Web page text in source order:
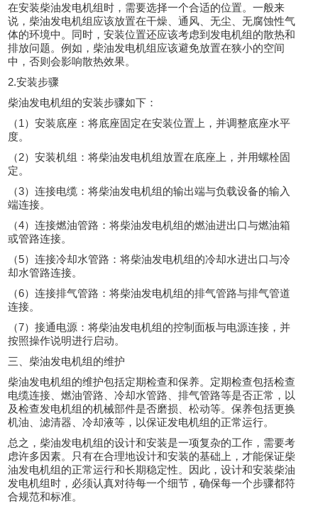
在安装柴油发电机组时，需要选择一个合适的位置。一般来
说，柴油发电机组应该放置在干燥、通风、无尘、无腐蚀性气
体的环境中。同时，安装位置还应该考虑到发电机组的散热和
排放问题。例如，柴油发电机组应该避免放置在狭小的空间
中，否则会影响散热效果。
2.安装步骤
柴油发电机组的安装步骤如下：
（1）安装底座：将底座固定在安装位置上，并调整底座水平
度。
（2）安装机组：将柴油发电机组放置在底座上，并用螺栓固
定。
（3）连接电缆：将柴油发电机组的输出端与负载设备的输入
端连接。
（4）连接燃油管路：将柴油发电机组的燃油进出口与燃油箱
或管路连接。
（5）连接冷却水管路：将柴油发电机组的冷却水进出口与冷
却水管路连接。
（6）连接排气管路：将柴油发电机组的排气管路与排气管道
连接。
（7）接通电源：将柴油发电机组的控制面板与电源连接，并
按照操作说明进行启动。
三、柴油发电机组的维护
柴油发电机组的维护包括定期检查和保养。定期检查包括检查
电缆连接、燃油管路、冷却水管路、排气管路等是否正常，以
及检查发电机组的机械部件是否磨损、松动等。保养包括更换
机油、滤清器、冷却液等，以保证发电机组的正常运行。
总之，柴油发电机组的设计和安装是一项复杂的工作，需要考
虑许多因素。只有在合理地设计和安装的基础上，才能保证柴
油发电机组的正常运行和长期稳定性。因此，设计和安装柴油
发电机组时，必须认真对待每一个细节，确保每一个步骤都符
合规范和标准。